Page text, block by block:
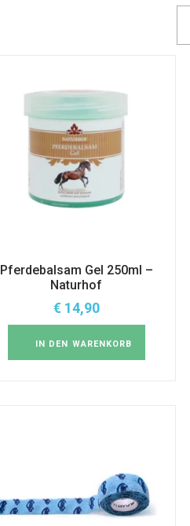
Pferdebalsam Gel 250ml –
Naturhof
€14,90
IN DEN WARENKORB